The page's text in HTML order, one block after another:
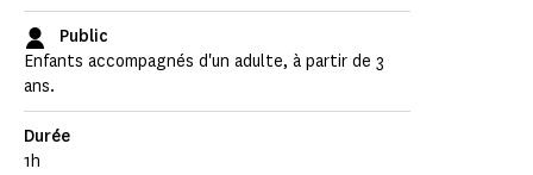
Public
Enfants accompagnés d'un adulte, à partir de 3
ans.
Durée
1h